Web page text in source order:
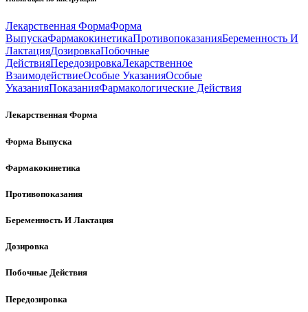
Лекарственная ФормаФорма
ВыпускаФармакокинетикаПротивопоказанияБеременность И
ЛактацияДозировкаПобочные
ДействияПередозировкаЛекарственное
ВзаимодействиеОсобые УказанияОсобые
УказанияПоказанияФармакологические Действия
Лекарственная Форма
Форма Выпуска
Фармакокинетика
Противопоказания
Беременность И Лактация
Дозировка
Побочные Действия
Передозировка